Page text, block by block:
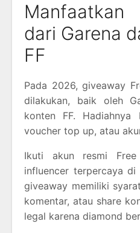
dari Garena
FF
Pada 2026, giveaway
dilakukan, baik oleh
konten FF. Hadiahnya
voucher top up, atau
Ikuti akun resmi
influencer terpercaya di
giveaway memiliki
komentar, atau share
legal karena diamond